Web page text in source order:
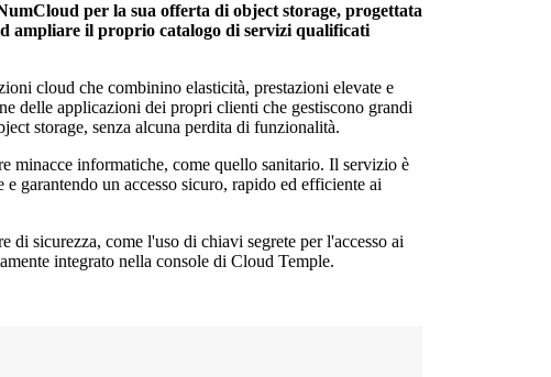
per la sua offerta di object storage, progettata
ampliare il proprio catalogo di servizi qualificati
cloud che combinino elasticità, prestazioni elevate e
delle applicazioni dei propri clienti che gestiscono grandi
storage, senza alcuna perdita di funzionalità.
minacce informatiche, come quello sanitario. Il servizio è
garantendo un accesso sicuro, rapido ed efficiente ai
sicurezza, come l'uso di chiavi segrete per l'accesso ai
integrato nella console di Cloud Temple.